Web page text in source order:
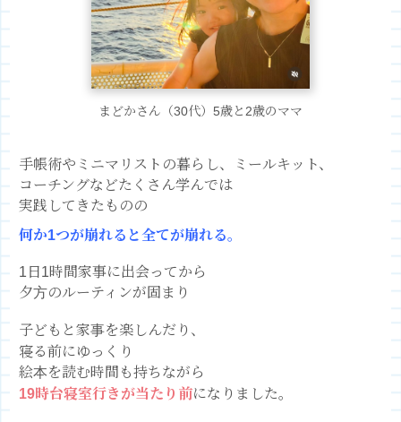
まどかさん（30代）5歳と2歳のママ
手帳術やミニマリストの暮らし、
ミールキット、
コーチングなどたくさん学んでは
実践してきたものの
何か1つが崩れると全てが崩れる。
1日1時間家事に出会ってから
夕方のルーティンが固まり
子どもと家事を楽しんだり、
寝る前にゆっくり
絵本を読む時間も持ちながら
19時台寝室行きが当たり前になりました。